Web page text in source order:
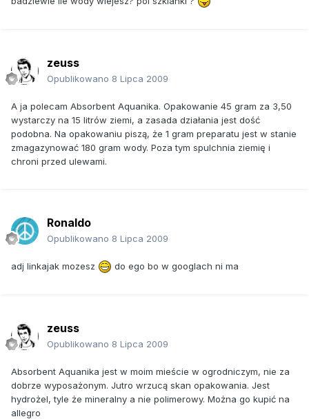
zeuss
Opublikowano 8 Lipca 2009
A ja polecam Absorbent Aquanika. Opakowanie 45 gram za 3,50
wystarczy na 15 litrów ziemi, a zasada działania jest dość
podobna. Na opakowaniu piszą, że 1 gram preparatu jest w stanie
zmagazynować 180 gram wody. Poza tym spulchnia ziemię i
chroni przed ulewami.
Ronaldo
Opublikowano 8 Lipca 2009
adj linkajak mozesz do ego bo w googlach ni ma
zeuss
Opublikowano 8 Lipca 2009
Absorbent Aquanika jest w moim mieście w ogrodniczym, nie za
dobrze wyposażonym. Jutro wrzucą skan opakowania. Jest
hydrożel, tyle że mineralny a nie polimerowy. Można go kupić na
allegro